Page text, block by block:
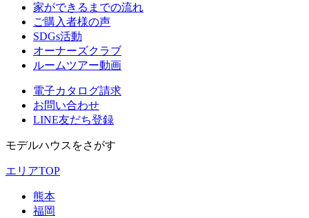
家ができるまでの流れ
ご購入者様の声
SDGs活動
オーナーズクラブ
ルームツアー動画
電子カタログ請求
お問い合わせ
LINE友だち登録
モデルハウスをさがす
エリアTOP
熊本
福岡